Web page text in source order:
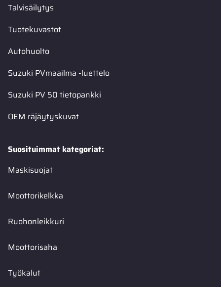
Talvisäilytys
Tuotekuvastot
Autohuolto
Suzuki PVmaailma -luettelo
Suzuki PV 50 tietopankki
OEM räjäytyskuvat
Suosituimmat kategoriat:
Maskisuojat
Moottorikelkka
Ruohonleikkuri
Moottorisaha
Työkalut